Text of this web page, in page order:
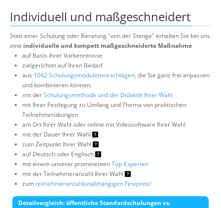
Individuell und maßgeschneidert
Statt einer Schulung oder Beratung "von der Stange" erhalten Sie bei uns
eine individuelle und kompett maßgeschneiderte Maßnahme
auf Basis Ihrer Vorkenntnisse
zielgerichtet auf Ihren Bedarf
aus 1042 Schulungsmodulenvorschlägen, die Sie ganz frei anpassen
und kombinieren können.
mit derSchulungsmethode und der Didaktik Ihrer Wahl
mit Ihrer Festlegung zu Umfang und Thema von praktischen
Teilnehmerübungen
am Ort Ihrer Wahl oder online mit Videosoftware Ihrer Wahl
mit der Dauer Ihrer Wahl
zum Zeitpunkt Ihrer Wahl
auf Deutsch oder Englisch
mit einem unserer prominentenTop-Experten
mit der Teilnehmeranzahl Ihrer Wahl
zumteilnehmeranzahlunabhängigen Festpreis!
Detailvergleich: öffentliche Standardschulungen vs.